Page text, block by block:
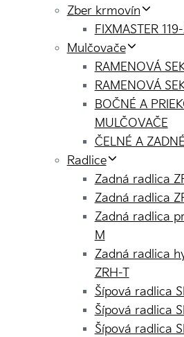
Zber krmovín
FIXMASTER
Mulčovače
RAMENOVÁ
RAMENOVÁ
BOČNÉ A
MULČOVAČE
ČELNÉ A
Radlice
Zadná radlica
Zadná radlica
Zadná radlica
M
Zadná radlica
ZRH-T
Šípová radlica
Šípová radlica
Šípová radlica